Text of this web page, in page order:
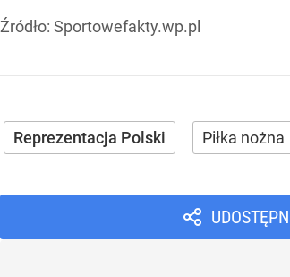
Źródło: Sportowefakty.wp.pl
Reprezentacja Polski Piłka nożna